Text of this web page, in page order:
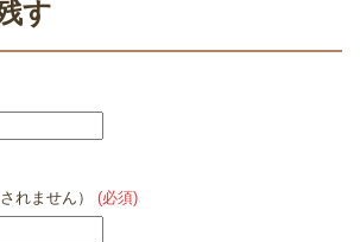
す
れません） (必須)